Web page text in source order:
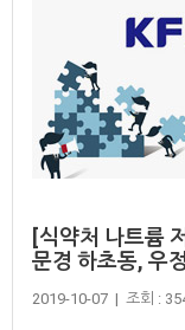
[식약처 나트륨
문경 하초동, 우
2019-10-07 | 조회 :